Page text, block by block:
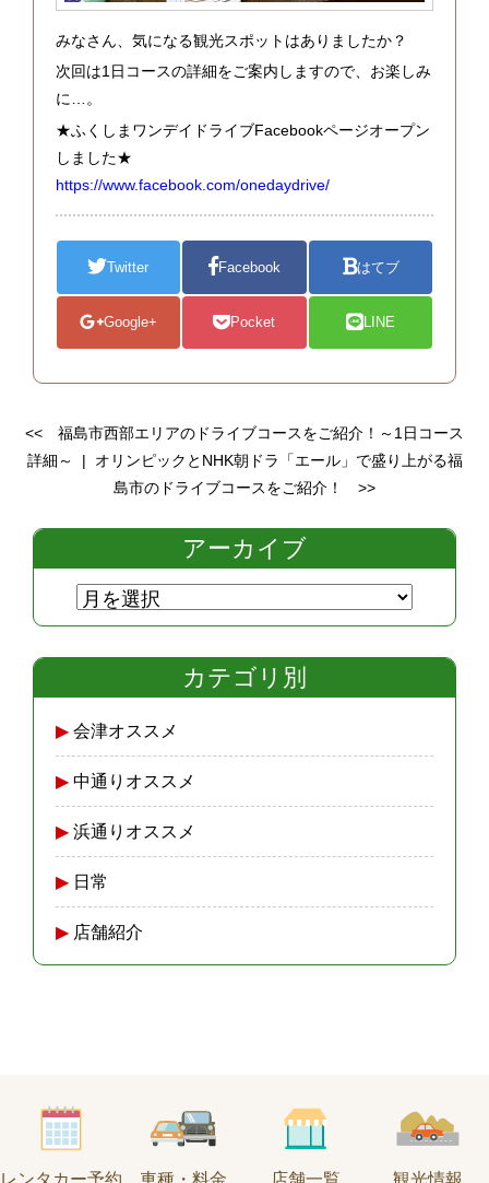
カテゴリ別
会津オススメ
中通りオススメ
浜通りオススメ
日常
店舗紹介
アーカイブ
みなさん、気になる観光スポットはありましたか？
次回は1日コースの詳細をご案内しますので、お楽しみ
に…。
★ふくしまワンデイドライブFacebookページオープン
しました★
https://www.facebook.com/onedaydrive/
Twitter Facebook はてブ
Google+ Pocket LINE
<< 福島市西部エリアのドライブコースをご紹介！～1日コース
詳細～
| オリンピックとNHK朝ドラ「エール」で盛り上がる福
島市のドライブコースをご紹介！
>>
レンタカー予約 車種・料金 店舗一覧 観光情報